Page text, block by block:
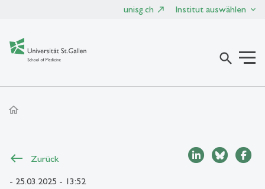
unisg.ch Institut auswählen
search
home
Zurück
- 25.03.2025 - 13:52